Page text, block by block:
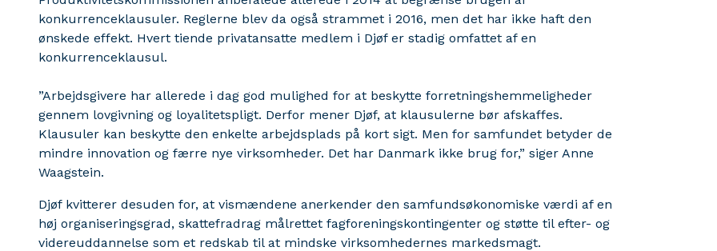
konkurrenceklausuler. Reglerne blev da også strammet i 2016, men det har ikke haft den
ønskede effekt. Hvert tiende privatansatte medlem i Djøf er stadig omfattet af en
konkurrenceklausul.
”Arbejdsgivere har allerede i dag god mulighed for at beskytte forretningshemmeligheder
gennem lovgivning og loyalitetspligt. Derfor mener Djøf, at klausulerne bør afskaffes.
Klausuler kan beskytte den enkelte arbejdsplads på kort sigt. Men for samfundet betyder de
mindre innovation og færre nye virksomheder. Det har Danmark ikke brug for,” siger Anne
Waagstein.
Djøf kvitterer desuden for, at vismændene anerkender den samfundsøkonomiske værdi af en
høj organiseringsgrad, skattefradrag målrettet fagforeningskontingenter og støtte til efter- og
videreuddannelse som et redskab til at mindske virksomhedernes markedsmagt.